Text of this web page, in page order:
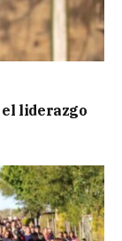
liderazgo